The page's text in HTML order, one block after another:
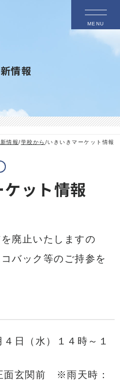
MENU
情報
情報/学校から /いきいきマーケット情報
ット情報
廃止いたしますの
バック等のご持参を
日（水）１４時～１
面玄関前 ※雨天時：